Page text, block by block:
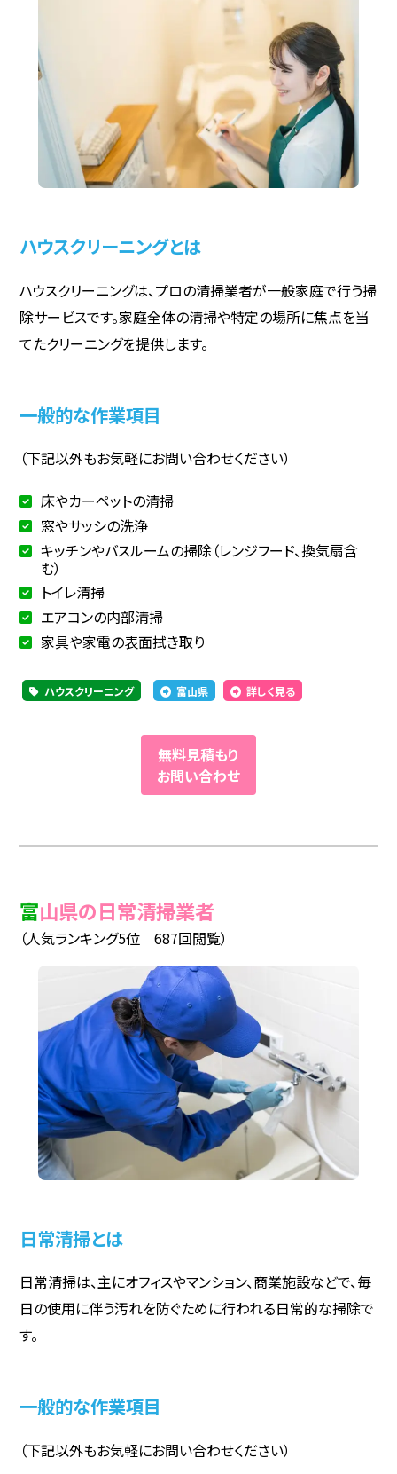
ハウスクリーニングとは
ハウスクリーニングは、プロの清掃業者が一般家庭で行う掃
除サービスです。家庭全体の清掃や特定の場所に焦点を当
てたクリーニングを提供します。
一般的な作業項目
（下記以外もお気軽にお問い合わせください）
床やカーペットの清掃
窓やサッシの洗浄
キッチンやバスルームの掃除（レンジフード、換気扇含
む）
トイレ清掃
エアコンの内部清掃
家具や家電の表面拭き取り
ハウスクリーニング 富山県 詳しく見る
無料見積もり
お問い合わせ
富山県の日常清掃業者
（人気ランキング5位 687回閲覧）
日常清掃とは
日常清掃は、主にオフィスやマンション、商業施設などで、毎
日の使用に伴う汚れを防ぐために行われる日常的な掃除で
す。
一般的な作業項目
（下記以外もお気軽にお問い合わせください）